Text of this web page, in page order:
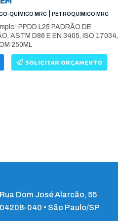
QUÍMICO MRC PETROQUÍMICO MRC
PPDD.L25 PADRÃO DE
ASTM D86 E EN 3405, ISO 17034,
250ML
SOLICITAR ORÇAMENTO
Rua Dom José Alarcão, 55
04208-040 • São Paulo/SP